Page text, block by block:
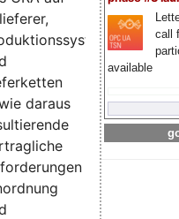
call
available
daraus